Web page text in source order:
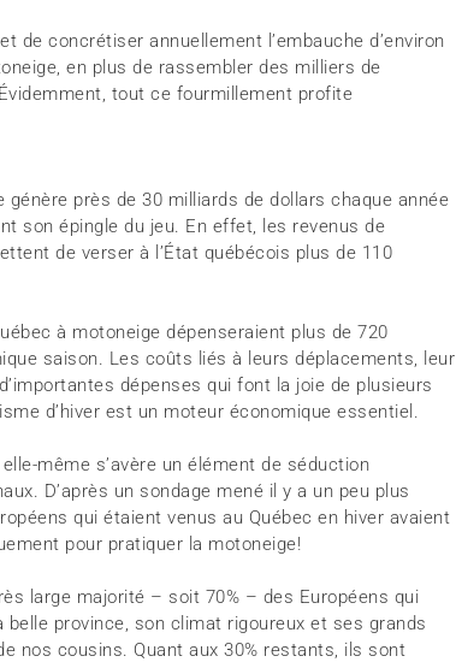
de concrétiser annuellement l’embauche d’environ
en plus de rassembler des milliers de
tout ce fourmillement profite
génère près de 30 milliards de dollars chaque année
son épingle du jeu. En effet, les revenus de
de verser à l’État québécois plus de 110
à motoneige dépenseraient plus de 720
saison. Les coûts liés à leurs déplacements, leur
dépenses qui font la joie de plusieurs
d’hiver est un moteur économique essentiel.
même s’avère un élément de séduction
D’après un sondage mené il y a un peu plus
qui étaient venus au Québec en hiver avaient
pour pratiquer la motoneige!
large majorité – soit 70% – des Européens qui
province, son climat rigoureux et ses grands
nos cousins. Quant aux 30% restants, ils sont